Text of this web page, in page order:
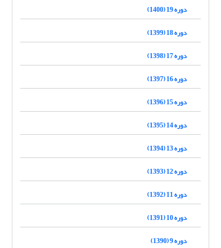
دوره 19 (1400)
دوره 18 (1399)
دوره 17 (1398)
دوره 16 (1397)
دوره 15 (1396)
دوره 14 (1395)
دوره 13 (1394)
دوره 12 (1393)
دوره 11 (1392)
دوره 10 (1391)
دوره 9 (1390)